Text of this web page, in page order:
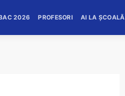
2026 PROFESORI AI LA ȘCOALĂ